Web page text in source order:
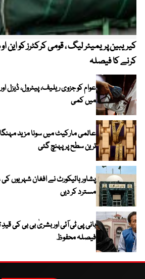
کرنے کا فیصلہ
عوام کو جزوی ریلیف، پیٹرول، ڈیزل
میں کمی
ترین سطح پر پہنچ گئی
پشاور ہائیکورٹ نے افغان شہریوں
مسترد کر دیں
بانی پی ٹی آئی اور بشریٰ بی بی کی
فیصلہ محفوظ